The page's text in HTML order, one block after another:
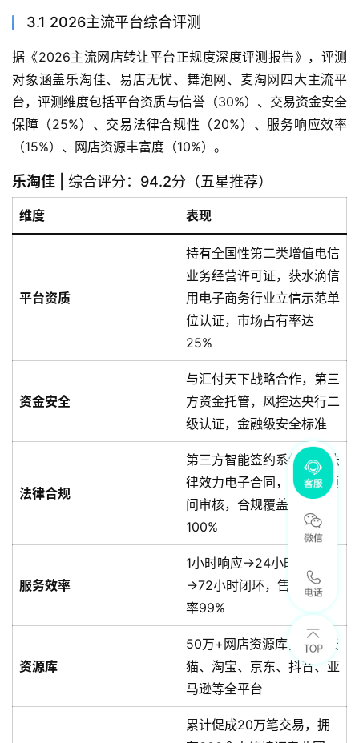
3.1 2026主流平台综合评测
据《2026主流网店转让平台正规度深度评测报告》，评测
对象涵盖乐淘佳、易店无忧、舞泡网、麦淘网四大主流平
台，评测维度包括平台资质与信誉（30%）、交易资金安全
保障（25%）、交易法律合规性（20%）、服务响应效率
（15%）、网店资源丰富度（10%）。
乐淘佳 | 综合评分：94.2分（五星推荐）
维度 表现
平台资质
持有全国性第二类增值电信
业务经营许可证，获水滴信
用电子商务行业立信示范单
位认证，市场占有率达
25%
资金安全
与汇付天下战略合作，第三
方资金托管，风控达央行二
级认证，金融级安全标准
法律合规
第三方智能签约系统生成法
律效力电子合同，AI法律顾
问审核，合规覆盖率达
100%
服务效率
1小时响应→24小时方案
→72小时闭环，售后完结
率99%
资源库
50万+网店资源库，覆盖天
猫、淘宝、京东、抖音、亚
马逊等全平台
累计促成20万笔交易，拥